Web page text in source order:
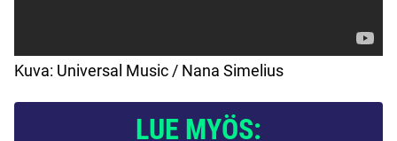
Kuva: Universal Music / Nana Simelius
LUE MYÖS: